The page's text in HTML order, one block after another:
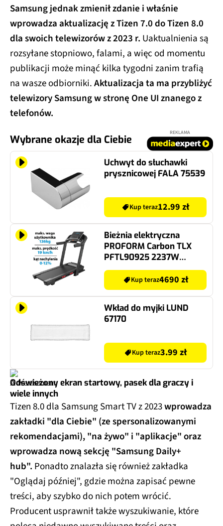
Samsung jednak zmienił zdanie i właśnie
wprowadza aktualizację z Tizen 7.0 do Tizen 8.0
dla swoich telewizorów z 2023 r. Uaktualnienia są
rozsyłane stopniowo, falami, a więc od momentu
publikacji może minąć kilka tygodni zanim trafią
na wasze odbiorniki.Aktualizacja ta ma przybliżyć
telewizory Samsung w stronę One UI znanego z
telefonów.
Wybrane okazje dla Ciebie
REKLAMA
Uchwyt do słuchawki
prysznicowej FALA 75539
Kup teraz12.99 zł
Bieżnia elektryczna
PROFORM Carbon TLX
PFTL90925 2237W
19km/h
Kup teraz4690 zł
Wkład do myjki LUND
67170
Kup teraz3.99 zł
Odświeżony ekran startowy, pasek dla graczy i
wiele innych
Tizen 8.0 dla Samsung Smart TV z 2023wprowadza
zakładki "dla Ciebie" (ze spersonalizowanymi
rekomendacjami), "na żywo" i "aplikacje" oraz
wprowadza nową sekcję "Samsung Daily+
hub". Ponadto znalazła się również zakładka
"Oglądaj później", gdzie można zapisać pewne
treści, aby szybko do nich potem wrócić.
Producent usprawnił także wyszukiwanie, które